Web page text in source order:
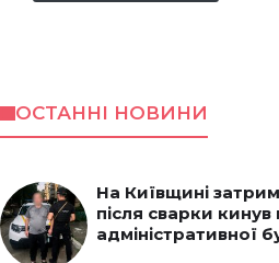
ОСТАННІ НОВИНИ
На Київщині
після сварки кинув
адміністративної